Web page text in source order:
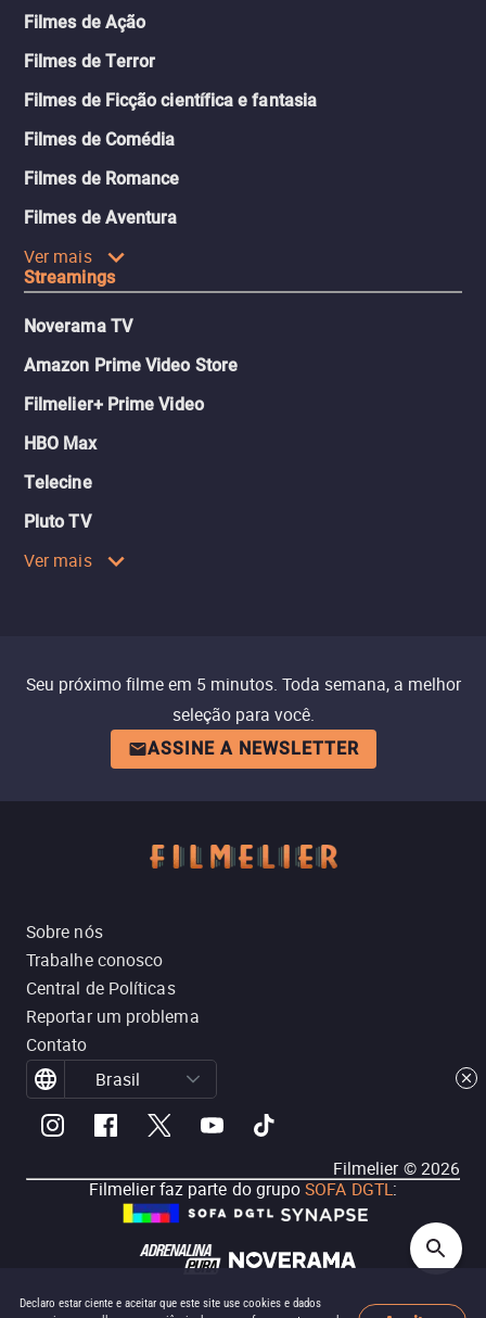
Declaro estar ciente e aceitar que este site use cookies e dados
Filmes de Ação
Filmes de Terror
Filmes de Ficção científica e fantasia
Filmes de Comédia
Filmes de Romance
Filmes de Aventura
Ver mais
Streamings
Noverama TV
Amazon Prime Video Store
Filmelier+ Prime Video
HBO Max
Telecine
Pluto TV
Ver mais
Seu próximo filme em 5 minutos. Toda semana, a melhor
seleção para você.
ASSINE A NEWSLETTER
Sobre nós
Trabalhe conosco
Central de Políticas
Reportar um problema
Contato
Brasil
Filmelier ©2026
Filmelier faz parte do grupoSOFA DGTL: